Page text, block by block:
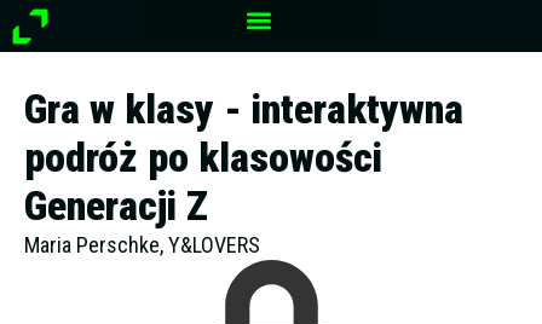
Przejdź
do
Gra w klasy - interaktywna
podróż po klasowości
Generacji Z
Maria Perschke, Y&LOVERS